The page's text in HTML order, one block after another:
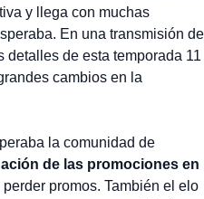
y llega con muchas
En una transmisión de
detalles de esta temporada 11
cambios en la
la comunidad de
de las promociones en
perder promos. También el elo